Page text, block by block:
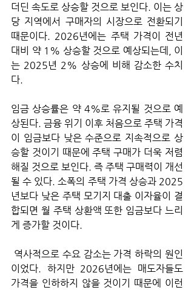
더딘 속도로 상승할 것으로 보인다. 이는 상
당 지역에서 구매자의 시장으로 전환되기
때문이다. 2026년에는 주택 가격이 전년
대비 약 1% 상승할 것으로 예상되는데, 이
는 2025년 2% 상승에 비해 감소한 수치
다.
임금 상승률은 약 4%로 유지될 것으로 예
상된다. 금융 위기 이후 처음으로 주택 가격
이 임금보다 낮은 수준으로 지속적으로 상
승할 것이기 때문에 주택 구매가 더욱 저렴
해질 것으로 보인다. 즉 주택 구매력이 개선
될 수 있다. 소폭의 주택 가격 상승과 2025
년보다 낮은 주택 모기지 대출 이자율이 결
합되면 월 주택 상환액 또한 임금보다 느리
게 증가할 것이다.
이었다. 하지만 2026년에는 매도자들도
가격을 인하하지 않을 것이기 때문에 이런